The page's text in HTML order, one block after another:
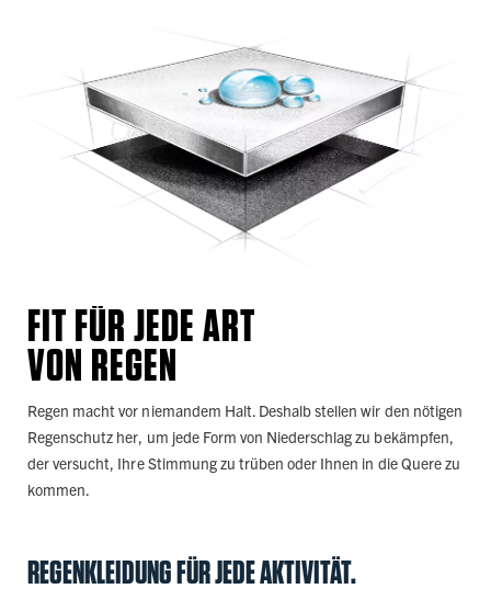
FIT FÜR JEDE ART
VON REGEN
Regen macht vor niemandem Halt. Deshalb stellen wir den nötigen
Regenschutz her, um jede Form von Niederschlag zu bekämpfen,
der versucht, Ihre Stimmung zu trüben oder Ihnen in die Quere zu
kommen.
REGENKLEIDUNG FÜR JEDE AKTIVITÄT.